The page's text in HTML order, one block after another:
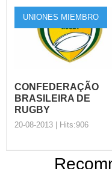
gerentes
Sudamericana de Rugby,
CONSUR, incorporó a tres
nuevos geren...
UNIONES MIEMBRO
CONFEDERAÇÃO
BRASILEIRA DE
RUGBY
20-08-2013 | Hits:906